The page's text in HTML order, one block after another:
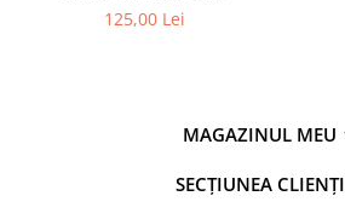
125,00 Lei
MAGAZINUL MEU
SECȚIUNEA CLIENȚI